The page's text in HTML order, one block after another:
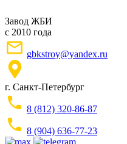
Завод ЖБИ
с 2010 года
gbkstroy@yandex.ru
г. Санкт-Петербург
8 (812) 320-86-87
8 (904) 636-77-23